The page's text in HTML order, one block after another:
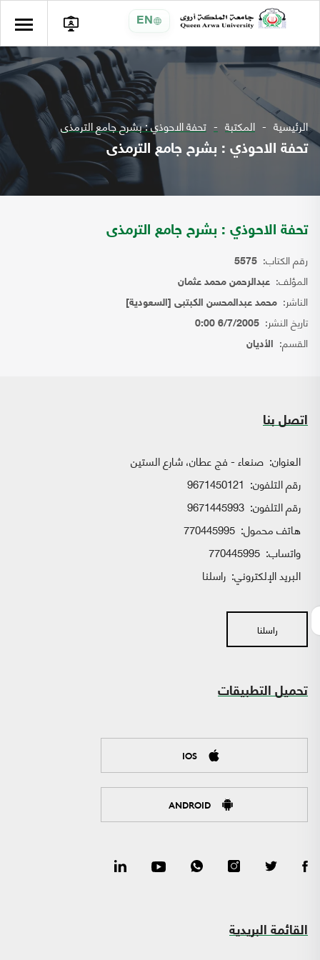
EN
الرئيسية المكتبة تحفة الاحوذي : بشرح جامع الترمذى
تحفة الاحوذي : بشرح جامع الترمذى
تحفة الاحوذي : بشرح جامع الترمذى
رقم الكتاب: 5575
المؤلف: عبدالرحمن محمد عثمان
الناشر: محمد عبدالمحسن الكبتبى [السعودية]
تاريخ النشر: 6/7/2005 0:00
القسم: الأديان
اتصل بنا
العنوان: صنعاء - فج عطان، شارع الستين
رقم التلفون: 9671450121
رقم التلفون: 9671445993
هاتف محمول: 770445995
واتساب:
البريد الإلكتروني: راسلنا
راسلنا
تحميل التطبيقات
IOS
ANDROID
القائمة البريدية